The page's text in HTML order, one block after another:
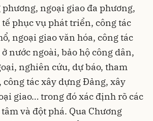
ngoại giao đa phương,
phục vụ phát triển, công tác
ngoại giao văn hóa, công tác
nước ngoài, bảo hộ công dân,
nghiên cứu, dự báo, tham
tác xây dựng Đảng, xây
giao… trong đó xác định rõ các
và đột phá. Qua Chương